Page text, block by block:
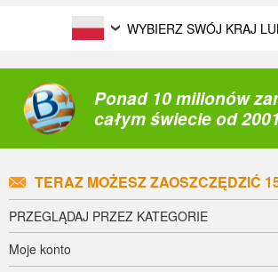
WYBIERZ SWÓJ KRAJ
Ponad 10 milionów
całym świecie od
TERAZ MOŻESZ ZAOSZCZĘDZIĆ
PRZEGLĄDAJ PRZEZ KATEGORIE
Moje konto